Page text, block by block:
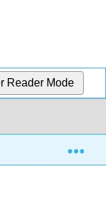
Reader Mode